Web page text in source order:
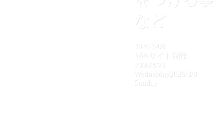
など
2026
3/08
Webサイト制作
2008/4/23
Wednesday
2026/3/8
Sunday